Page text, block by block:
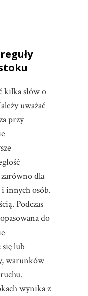
słów o
uważać
przy
dla
innych osób.
Podczas
do
lub
warunków
wynika z